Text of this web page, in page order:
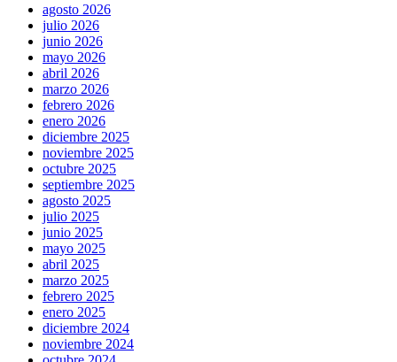
agosto 2026
julio 2026
junio 2026
mayo 2026
abril 2026
marzo 2026
febrero 2026
enero 2026
diciembre 2025
noviembre 2025
octubre 2025
septiembre 2025
agosto 2025
julio 2025
junio 2025
mayo 2025
abril 2025
marzo 2025
febrero 2025
enero 2025
diciembre 2024
noviembre 2024